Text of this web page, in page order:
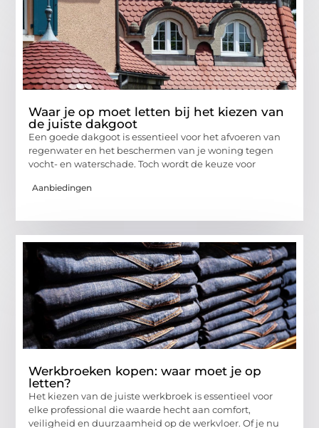
Waar je op moet letten bij het kiezen van
de juiste dakgoot
Een goede dakgoot is essentieel voor het afvoeren van
regenwater en het beschermen van je woning tegen
vocht- en waterschade. Toch wordt de keuze voor
Aanbiedingen
Werkbroeken kopen: waar moet je op
letten?
Het kiezen van de juiste werkbroek is essentieel voor
elke professional die waarde hecht aan comfort,
veiligheid en duurzaamheid op de werkvloer. Of je nu